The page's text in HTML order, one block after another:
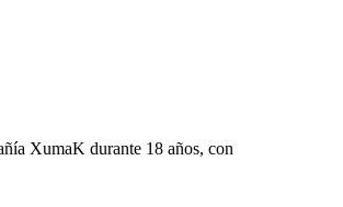
XumaK durante 18 años, con